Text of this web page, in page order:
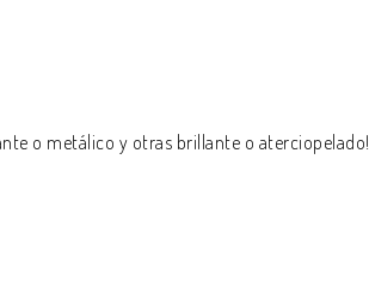
o metálico y otras brillante o aterciopelado!